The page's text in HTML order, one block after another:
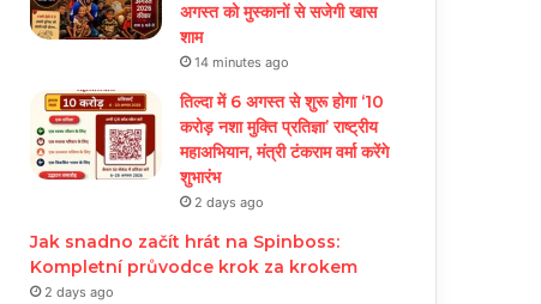
अगस्त को मुस्कानों से सजेगी खास
शाम
14 minutes ago
तिल्दा में 6 अगस्त से शुरू होगा ‘10
करोड़ नशा मुक्ति प्रतिज्ञा’ राष्ट्रीय
महाअभियान, मंत्री टंकराम वर्मा करेंगे
शुभारंभ
2 days ago
Jak snadno začít hrát na Spinboss:
Kompletní průvodce krok za krokem
2 days ago